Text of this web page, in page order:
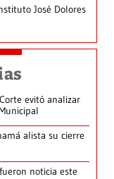
José Dolores
evitó analizar
alista su cierre
noticia este